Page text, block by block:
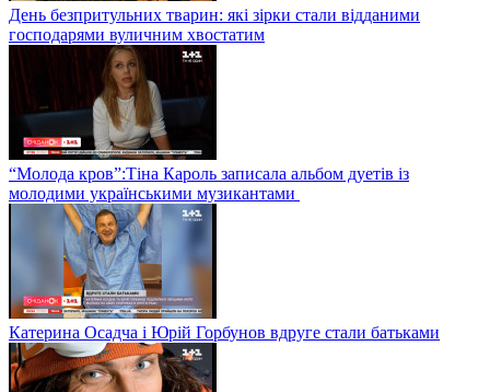
День безпритульних тварин: які зірки стали відданими
господарями вуличним хвостатим
“Молода кров”:Тіна Кароль записала альбом дуетів із
молодими українськими музикантами
Катерина Осадча і Юрій Горбунов вдруге стали батьками